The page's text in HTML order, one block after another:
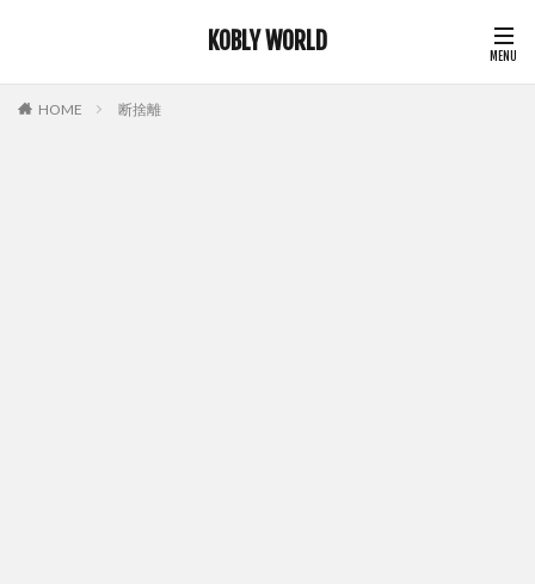
KOBLY WORLD
HOME 断捨離